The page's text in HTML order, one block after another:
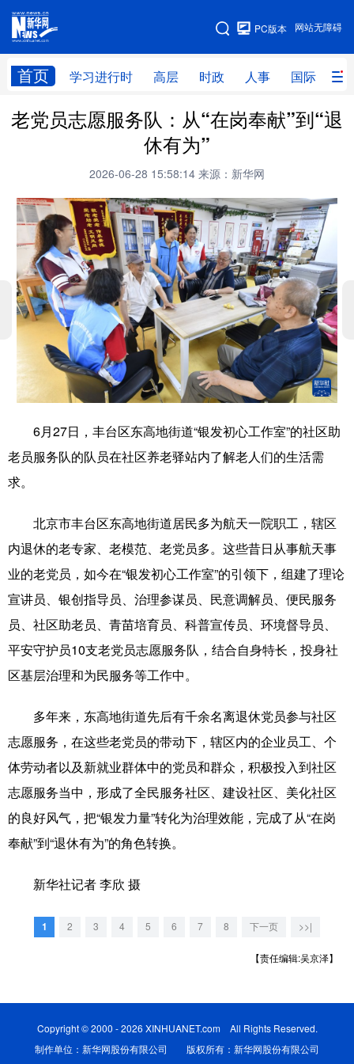
网站无障碍
PC版本
首页 学习进行时 高层 时政 人事 国际 财
网站地图
学习进行时 高层 时政 人事
科技 科创 量子 体育
文化 书画 健康 军事
访谈 视频 图片 政务
法律 中央文件 金融 汽车
食品 人居 信息化 数字经济
学术中国 乡村振兴 银龄 溯源中国
彩票 娱乐 时尚 悦读
文化产业
地方频道
辽宁 吉林 上海 江苏
浙江 安徽
山东 河南 湖北 湖南
广东 广西 海南 重庆
陕西 甘肃 青海 宁夏
新疆 内蒙古
English
Deutsch Português
老党员志愿服务队：从“在岗奉献”到“退
休有为”
2026-06-28 15:58:14 来源：新华网
6月27日，丰台区东高地街道“银发初心工作室”的社区助
老员服务队的队员在社区养老驿站内了解老人们的生活需
求。
北京市丰台区东高地街道居民多为航天一院职工，辖区
内退休的老专家、老模范、老党员多。这些昔日从事航天事
业的老党员，如今在“银发初心工作室”的引领下，组建了理论
宣讲员、银创指导员、治理参谋员、民意调解员、便民服务
员、社区助老员、青苗培育员、科普宣传员、环境督导员、
平安守护员10支老党员志愿服务队，结合自身特长，投身社
区基层治理和为民服务等工作中。
多年来，东高地街道先后有千余名离退休党员参与社区
志愿服务，在这些老党员的带动下，辖区内的企业员工、个
体劳动者以及新就业群体中的党员和群众，积极投入到社区
志愿服务当中，形成了全民服务社区、建设社区、美化社区
的良好风气，把“银发力量”转化为治理效能，完成了从“在岗
奉献”到“退休有为”的角色转换。
新华社记者 李欣 摄
1 2 3 4 5 6 7 8 下一页 >>|
【责任编辑:吴京泽】
Copyright © 2000 - 2026 XINHUANET.com All Rights Reserved.
制作单位：新华网股份有限公司 版权所有：新华网股份有限公司